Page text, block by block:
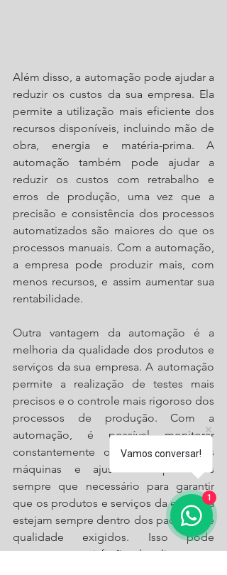
Além disso, a automação pode ajudar a
reduzir os custos da sua empresa. Ela
permite a utilização mais eficiente dos
recursos disponíveis, incluindo mão de
obra, energia e matéria-prima. A
automação também pode ajudar a
reduzir os custos com retrabalho e
erros de produção, uma vez que a
precisão e consistência dos processos
automatizados são maiores do que os
processos manuais. Com a automação,
a empresa pode produzir mais, com
menos recursos, e assim aumentar sua
rentabilidade.
Outra vantagem da automação é a
melhoria da qualidade dos produtos e
serviços da sua empresa. A automação
permite a realização de testes mais
precisos e o controle mais rigoroso dos
processos de produção. Com a
automação, é possível monitorar
constantemente o desempenho das
máquinas e ajustar os processos
sempre que necessário para garantir
que os produtos e serviços da empresa
estejam sempre dentro dos padrões de
qualidade exigidos. Isso pode
aumentar a satisfação do cliente e a
Vamos conversar!
1